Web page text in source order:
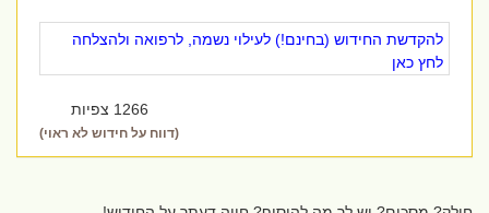
להקדשת החידוש (בחינם!) לעילוי נשמה, לרפואה ולהצלחה
לחץ כאן
1266 צפיות
(דווח על חידוש לא ראוי)